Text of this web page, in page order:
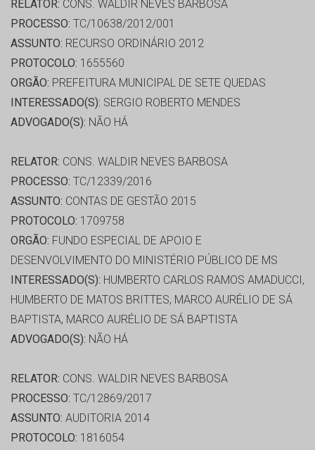
RELATOR: CONS. WALDIR NEVES BARBOSA
PROCESSO: TC/10638/2012/001
ASSUNTO: RECURSO ORDINÁRIO 2012
PROTOCOLO: 1655560
ORGÃO: PREFEITURA MUNICIPAL DE SETE QUEDAS
INTERESSADO(S): SERGIO ROBERTO MENDES
ADVOGADO(S): NÃO HÁ
RELATOR: CONS. WALDIR NEVES BARBOSA
PROCESSO: TC/12339/2016
ASSUNTO: CONTAS DE GESTÃO 2015
PROTOCOLO: 1709758
ORGÃO: FUNDO ESPECIAL DE APOIO E
DESENVOLVIMENTO DO MINISTÉRIO PÚBLICO DE MS
INTERESSADO(S): HUMBERTO CARLOS RAMOS AMADUCCI,
HUMBERTO DE MATOS BRITTES, MARCO AURÉLIO DE SÁ
BAPTISTA, MARCO AURÉLIO DE SÁ BAPTISTA
ADVOGADO(S): NÃO HÁ
RELATOR: CONS. WALDIR NEVES BARBOSA
PROCESSO: TC/12869/2017
ASSUNTO: AUDITORIA 2014
PROTOCOLO: 1816054